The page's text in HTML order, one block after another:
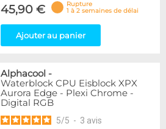
45,90 €
Rupture
1 à 2 semaines de délai
Ajouter au panier
Alphacool -
Waterblock CPU Eisblock XPX
Aurora Edge - Plexi Chrome -
Digital RGB
5/5 - 3 avis